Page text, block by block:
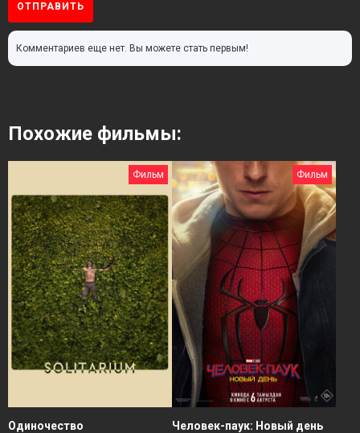
ОТПРАВИТЬ
Комментариев еще нет. Вы можете стать первым!
Похожие фильмы:
Фильм
Одиночество
Фильм
Человек-паук: Новый день